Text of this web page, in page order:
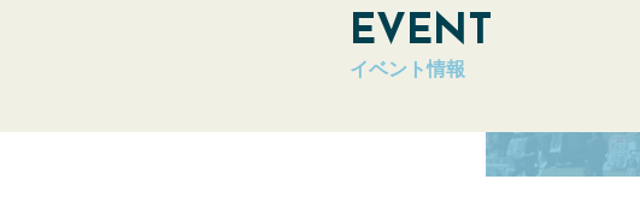
運営会社
キッチンカーグランプリ公式
EVENT
イベント情報